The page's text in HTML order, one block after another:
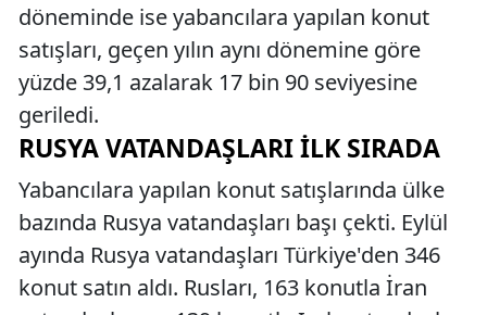
döneminde ise yabancılara yapılan konut
satışları, geçen yılın aynı dönemine göre
yüzde 39,1 azalarak 17 bin 90 seviyesine
geriledi.
RUSYA VATANDAŞLARI İLK SIRADA
Yabancılara yapılan konut satışlarında ülke
bazında Rusya vatandaşları başı çekti. Eylül
ayında Rusya vatandaşları Türkiye'den 346
konut satın aldı. Rusları, 163 konutla İran